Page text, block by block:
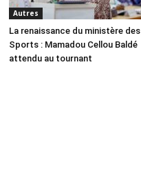
Autres
La renaissance du ministère des
Sports : Mamadou Cellou Baldé
attendu au tournant